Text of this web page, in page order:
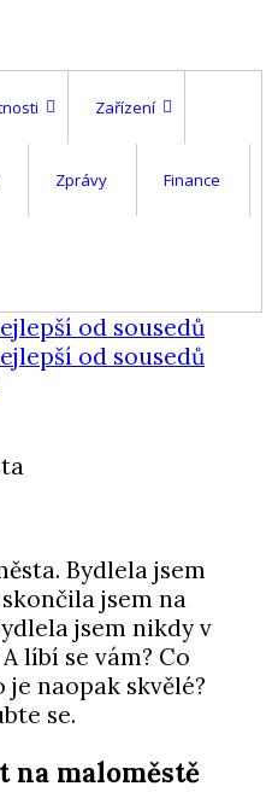
Zařízení
Zprávy Finance
Bydlela jsem
jsem na
jsem nikdy v
líbí se vám? Co
je naopak skvělé?
se.
maloměstě